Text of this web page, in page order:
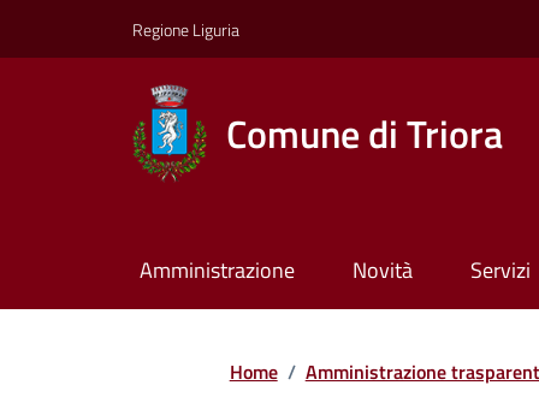
Regione Liguria
Comune di Triora
Amministrazione Novità Servizi
Home / Amministrazione